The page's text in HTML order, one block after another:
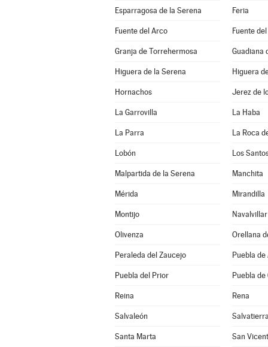
Esparragosa de la Serena Feria
Fuente del Arco Fuente
Granja de Torrehermosa Guadiana
Higuera de la Serena Higuera
Hornachos Jerez de
La Garrovilla La Haba
La Parra La Roca
Lobón Los
Malpartida de la Serena Manchita
Mérida Mirandilla
Montijo
Olivenza Orellana
Peraleda del Zaucejo Puebla
Puebla del Prior Puebla de
Reina Rena
Salvaleón
Santa Marta San